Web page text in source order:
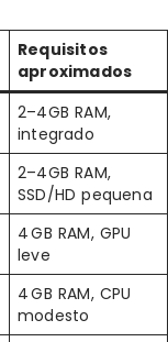
Requisitos
aproximados
2–4GB RAM,
integrado
2–4GB RAM,
SSD/HD pequena
4 GB RAM, GPU
leve
4 GB RAM, CPU
modesto